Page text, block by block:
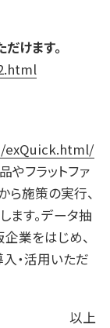
けます。
exQuick.html/
やフラットファ
ら施策の実行、
ます。データ抽
企業をはじめ、
・活用いただ
以上